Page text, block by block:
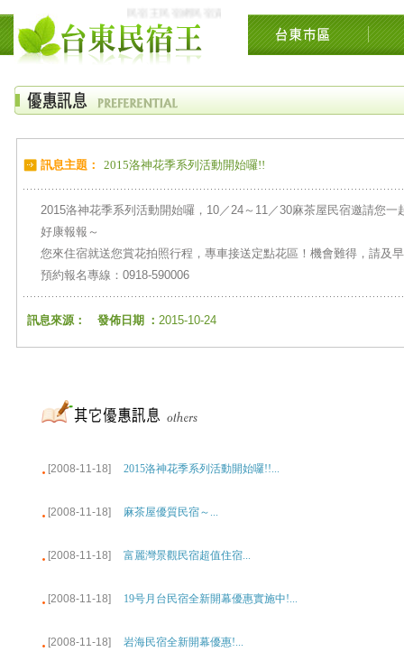
民宿王民宿網民宿資訊網台東花東花蓮綠島民宿住宿旅
訊息主題： 2015洛神花季系列活動開始囉!!
2015洛神花季系列活動開始囉，10／24～11／30麻茶屋民宿邀請您一
好康報報～
您來住宿就送您賞花拍照行程，專車接送定點花區！機會難得，請及
預約報名專線：0918-590006
訊息來源： 發佈日期 ：2015-10-24
[2008-11-18] 2015洛神花季系列活動開始囉!!...
[2008-11-18] 麻茶屋優質民宿～...
[2008-11-18] 富麗灣景觀民宿超值住宿...
[2008-11-18] 19号月台民宿全新開幕優惠實施中!...
[2008-11-18] 岩海民宿全新開幕優惠!...